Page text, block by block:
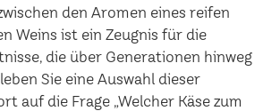
den Aromen eines reifen
Weins ist ein Zeugnis für die
die über Generationen hinweg
Sie eine Auswahl dieser
auf die Frage „Welcher Käse zum